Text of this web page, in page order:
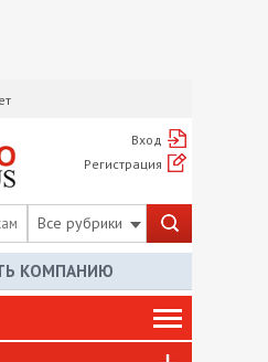
Вход
Регистрация
Все рубрики
КОМПАНИЮ